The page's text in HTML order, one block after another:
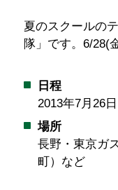
夏のスクールの
隊」です。6/28(
日程
2013年7月26
場所
長野・東京ガ
町）など